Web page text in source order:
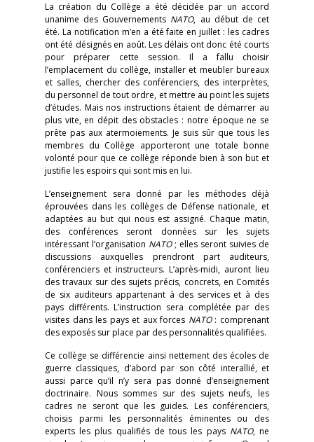
La création du Collège a été décidée par un accord
unanime des Gouvernements NATO, au début de cet
été. La notification m’en a été faite en juillet : les cadres
ont été désignés en août. Les délais ont donc été courts
pour préparer cette session. Il a fallu choisir
l’emplacement du collège, installer et meubler bureaux
et salles, chercher des conférenciers, des interprètes,
du personnel de tout ordre, et mettre au point les sujets
d’études. Mais nos instructions étaient de démarrer au
plus vite, en dépit des obstacles : notre époque ne se
prête pas aux atermoiements. Je suis sûr que tous les
membres du Collège apporteront une totale bonne
volonté pour que ce collège réponde bien à son but et
justifie les espoirs qui sont mis en lui.
L’enseignement sera donné par les méthodes déjà
éprouvées dans les collèges de Défense nationale, et
adaptées au but qui nous est assigné. Chaque matin,
des conférences seront données sur les sujets
intéressant l’organisation NATO; elles seront suivies de
discussions auxquelles prendront part auditeurs,
conférenciers et instructeurs. L’après-midi, auront lieu
des travaux sur des sujets précis, concrets, en Comités
de six auditeurs appartenant à des services et à des
pays différents. L’instruction sera complétée par des
visites dans les pays et aux forces NATO : comprenant
des exposés sur place par des personnalités qualifiées.
Ce collège se différencie ainsi nettement des écoles de
guerre classiques, d’abord par son côté interallié, et
aussi parce qu’il n’y sera pas donné d’enseignement
doctrinaire. Nous sommes sur des sujets neufs, les
cadres ne seront que les guides. Les conférenciers,
choisis parmi les personnalités éminentes ou des
experts les plus qualifiés de tous les pays NATO, ne